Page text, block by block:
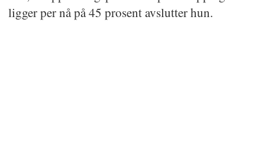
ligger per nå på 45 prosent avslutter hun.